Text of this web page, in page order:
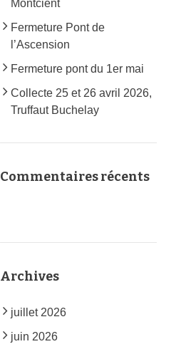
Montcient
Fermeture Pont de
l’Ascension
Fermeture pont du 1er mai
Collecte 25 et 26 avril 2026,
Truffaut Buchelay
Commentaires récents
Archives
juillet 2026
juin 2026